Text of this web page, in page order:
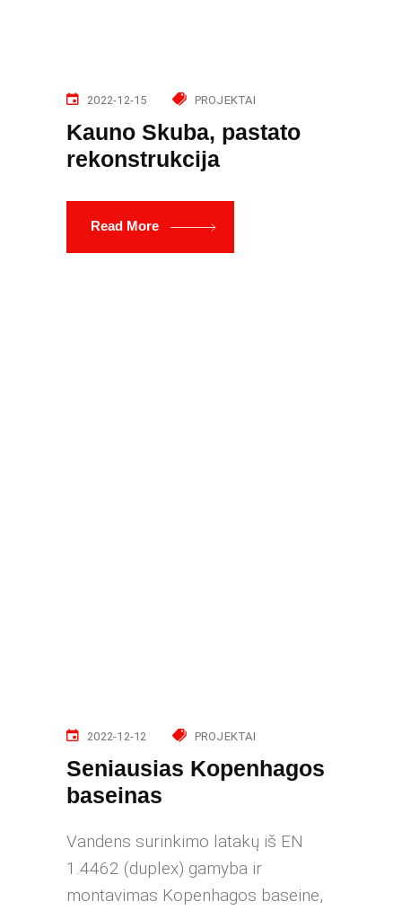
2022-12-15 PROJEKTAI
Kauno Skuba, pastato
rekonstrukcija
Read More
2022-12-12 PROJEKTAI
Seniausias Kopenhagos
baseinas
Vandens surinkimo latakų iš EN
1.4462 (duplex) gamyba ir
montavimas Kopenhagos baseine,